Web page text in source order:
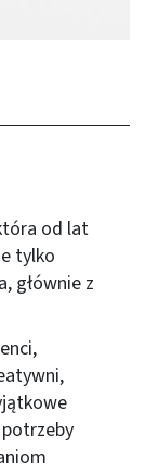
od lat
tylko
głównie z